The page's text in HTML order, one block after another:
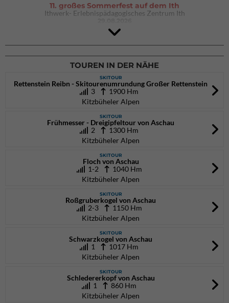
11. großes Sommerfest auf dem Ith
Ithwerk- Erlebnispädagogisches Zentrum Ith
4Blocs KIDS 2026
DAV Kletter- & Boulderzentrum München Süd (Thalkirchen)
26.09.2026
TOUREN IN DER NÄHE
SKITOUR
Rettenstein Reibn - Skitourenumrundung Großer Rettenstein
3
1900 Hm
Kitzbüheler Alpen
SKITOUR
Frühmesser - Dreigipfeltour von Aschau
2
1300 Hm
Kitzbüheler Alpen
SKITOUR
Floch von Aschau
1-2 1040 Hm
Kitzbüheler Alpen
SKITOUR
Roßgruberkogel von Aschau
2-3 1150 Hm
Kitzbüheler Alpen
SKITOUR
Schwarzkogel von Aschau
1
1017 Hm
Kitzbüheler Alpen
SKITOUR
Schledererkopf von Aschau
1
860 Hm
Kitzbüheler Alpen